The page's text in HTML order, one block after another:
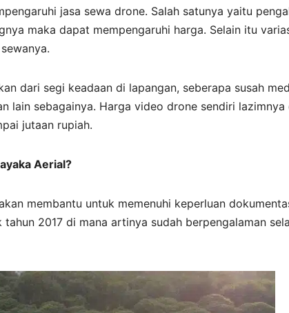
jasa sewa drone. Salah satunya yaitu
maka dapat mempengaruhi harga. Selain itu
dari segi keadaan di lapangan, seberapa susah
lain sebagainya. Harga video drone sendiri
jutaan rupiah.
Aerial?
membantu untuk memenuhi keperluan
tahun 2017 di mana artinya sudah berpengalaman